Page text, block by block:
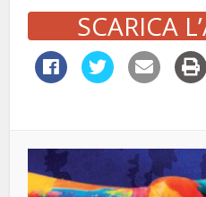
SCARICA